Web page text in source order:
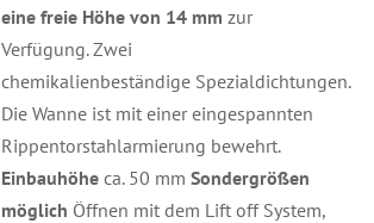
eine freie Höhe von 14 mm zur
Verfügung. Zwei
chemikalienbeständige Spezialdichtungen.
Die Wanne ist mit einer eingespannten
Rippentorstahlarmierung bewehrt.
Einbauhöheca. 50 mm Sondergrößen
möglich Öffnen mit dem Lift off System,